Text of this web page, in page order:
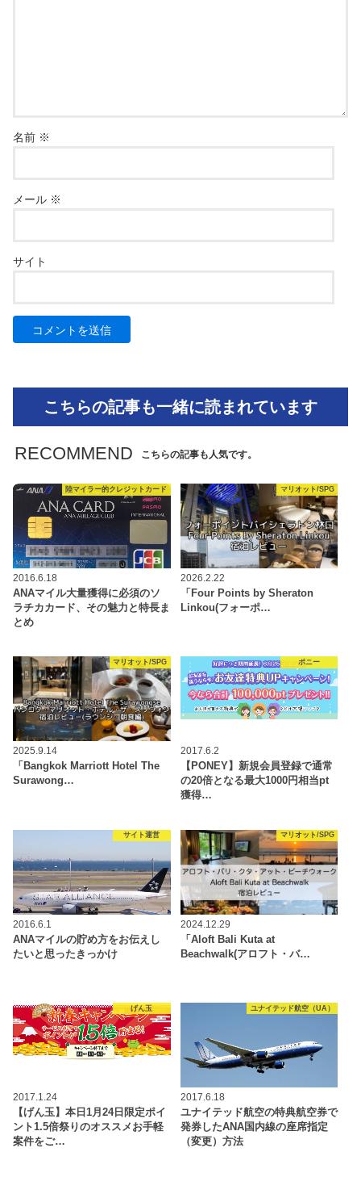
名前 ※
メール ※
サイト
こちらの記事も一緒に読まれています
RECOMMEND こちらの記事も人気です。
陸マイラー的クレジットカード
2016.6.18
ANAマイル大量獲得に必須のソ
ラチカカード、その魅力と特長ま
とめ
マリオット/SPG
2026.2.22
「Four Points by Sheraton
Linkou(フォーポ…
マリオット/SPG
2025.9.14
「Bangkok Marriott Hotel The
Surawong…
ポニー
2017.6.2
【PONEY】新規会員登録で通常
の20倍となる最大1000円相当pt
獲得…
サイト運営
2016.6.1
ANAマイルの貯め方をお伝えし
たいと思ったきっかけ
マリオット/SPG
2024.12.29
「Aloft Bali Kuta at
Beachwalk(アロフト・バ…
げん玉
2017.1.24
【げん玉】本日1月24日限定ポイ
ント1.5倍祭りのオススメお手軽
案件をご…
ユナイテッド航空（UA）
2017.6.18
ユナイテッド航空の特典航空券で
発券したANA国内線の座席指定
（変更）方法